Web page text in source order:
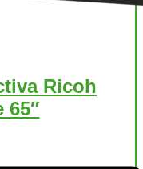
Ricoh
65″